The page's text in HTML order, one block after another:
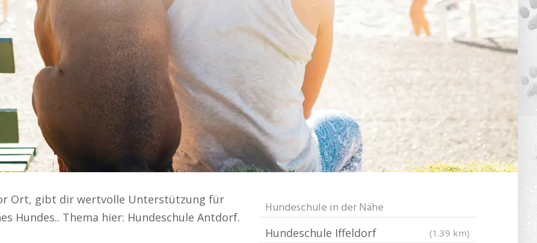
Ort, gibt dir wertvolle Unterstützung für
Hundes.. Thema hier: Hundeschule Antdorf.
Hundeschule in der Nähe
Hundeschule Iffeldorf (1.39 km)